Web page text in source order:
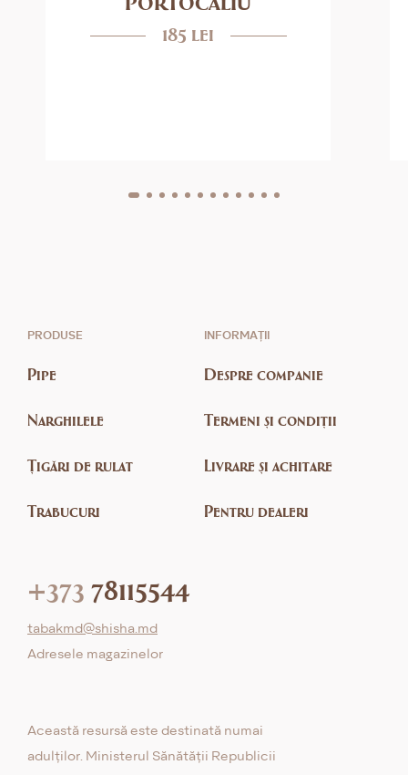
185 lei
PRODUSE
Pipe
Narghilele
Țigări de rulat
Trabucuri
INFORMAȚII
Despre companie
Termeni și condiții
Livrare și achitare
Pentru dealeri
+373 78115544
tabakmd@shisha.md
Adresele magazinelor
Această resursă este destinată numai
adulților. Ministerul Sănătății Republicii